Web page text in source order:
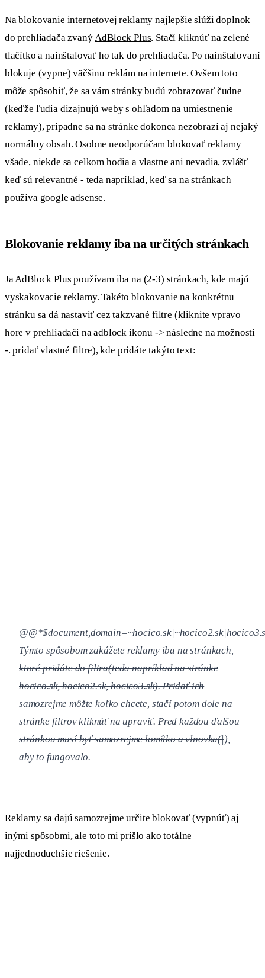
Na blokovanie internetovej reklamy najlepšie slúži doplnok
do prehliadača zvanýAdBlock Plus. Stačí kliknúť na zelené
tlačítko a nainštalovať ho tak do prehliadača. Po nainštalovaní
blokuje (vypne) väčšinu reklám na internete. Ovšem toto
môže spôsobiť, že sa vám stránky budú zobrazovať čudne
(keďže ľudia dizajnujú weby s ohľadom na umiestnenie
reklamy), prípadne sa na stránke dokonca nezobrazí aj nejaký
normálny obsah. Osobne neodporúčam blokovať reklamy
všade, niekde sa celkom hodia a vlastne ani nevadia, zvlášť
keď sú relevantné - teda napríklad, keď sa na stránkach
používa google adsense.
Blokovanie reklamy iba na určitých stránkach
Ja AdBlock Plus používam iba na (2-3) stránkach, kde majú
vyskakovacie reklamy. Takéto blokovanie na konkrétnu
stránku sa dá nastaviť cez takzvané filtre (kliknite vpravo
hore v prehliadači na adblock ikonu -> následne na možnosti
-. pridať vlastné filtre), kde pridáte takýto text:
@@*$document,domain=~hocico.sk|~hocico2.sk|
Týmto spôsobom zakážete reklamy iba na stránkach,
ktoré pridáte do filtra(teda napríklad na stránke
hocico.sk, hocico2.sk, hocico3.sk). Pridať ich
samozrejme môžte koľko chcete, stačí potom dole na
stránke filtrov kliknúť na upraviť. Pred každou ďalšou
stránkou musí byť samozrejme lomítko a vlnovka(|),
aby to fungovalo.
Reklamy sa dajú samozrejme určite blokovať (vypnúť) aj
inými spôsobmi, ale toto mi prišlo ako totálne
najjednoduchšie riešenie.